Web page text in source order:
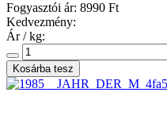
Fogyasztói ár: 8990 Ft
Kedvezmény:
Ár / kg: